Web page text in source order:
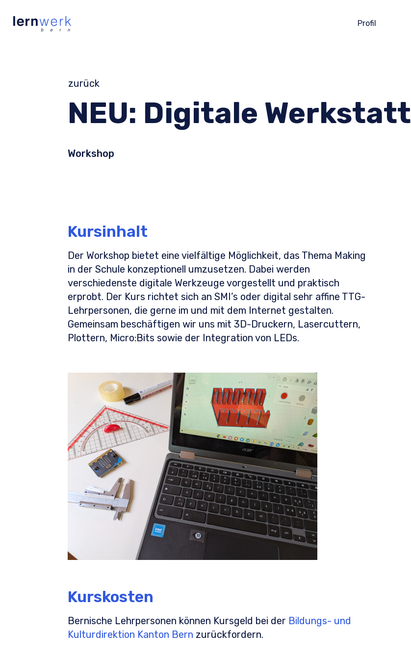
Profil
zurück
NEU: Digitale Werkstatt
Workshop
Kursinhalt
Der Workshop bietet eine vielfältige Möglichkeit, das Thema Making
in der Schule konzeptionell umzusetzen. Dabei werden
verschiedenste digitale Werkzeuge vorgestellt und praktisch
erprobt. Der Kurs richtet sich an SMI’s oder digital sehr affine TTG-
Lehrpersonen, die gerne im und mit dem Internet gestalten.
Gemeinsam beschäftigen wir uns mit 3D-Druckern, Lasercuttern,
Plottern, Micro:Bits sowie der Integration von LEDs.
Kurskosten
Bernische Lehrpersonen können Kursgeld bei der Bildungs- und
Kulturdirektion Kanton Bern zurückfordern.